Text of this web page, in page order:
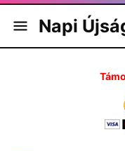
Napi